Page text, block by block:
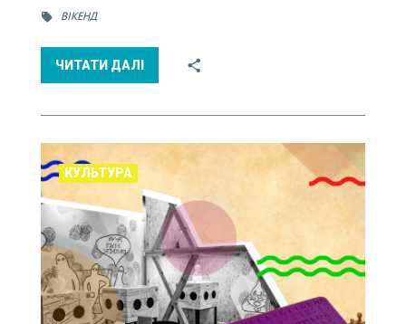
ВІКЕНД
ЧИТАТИ ДАЛІ
КУЛЬТУРА